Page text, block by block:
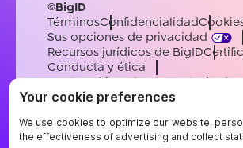
©BigID
TérminosConfidencialidad
Sus opciones de privacidad
Recursos jurídicos de BigID
Conducta y ética
Declaración sobre la esclavitud
SubprocesadoresAyuda
EnglishGermanFrenchSpanish